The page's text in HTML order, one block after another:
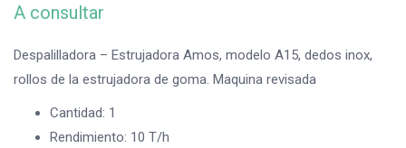
A consultar
Despalilladora – Estrujadora Amos, modelo A15, dedos inox,
rollos de la estrujadora de goma. Maquina revisada
Cantidad: 1
Rendimiento: 10 T/h